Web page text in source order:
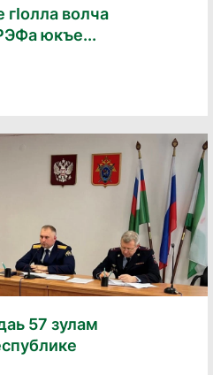
волча
юкъе...
57 зулам